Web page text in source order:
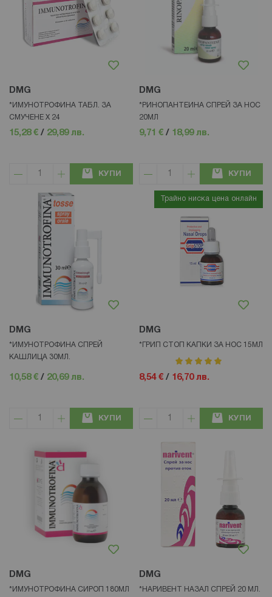
DMG
*ИМУНОТРОФИНА ТАБЛ. ЗА
СМУЧЕНЕ Х 24
15,28 € / 29,89 лв.
КУПИ
DMG
*РИНОПАНТЕИНА СПРЕЙ ЗА НОС
20МЛ
9,71 € / 18,99 лв.
КУПИ
DMG
*ИМУНОТРОФИНА СПРЕЙ
КАШЛИЦА 30МЛ.
10,58 € / 20,69 лв.
КУПИ
Трайно ниска цена онлайн
DMG
*ГРИП СТОП КАПКИ ЗА НОС 15МЛ
рейтинг:
8,54 € / 16,70 лв.
КУПИ
DMG
*ИМУНОТРОФИНА СИРОП 180МЛ
DMG
*НАРИВЕНТ НАЗАЛ СПРЕЙ 20 МЛ.